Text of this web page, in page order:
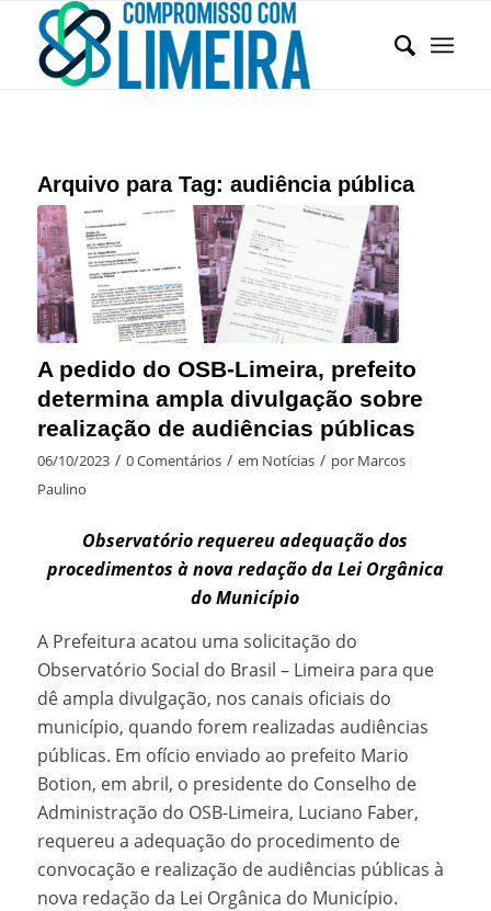
Arquivo para Tag: audiência pública
A pedido do OSB-Limeira, prefeito
determina ampla divulgação sobre
realização de audiências públicas
06/10/2023 / 0 Comentários / em Notícias / por Marcos
Paulino
Observatório requereu adequação dos
procedimentos à nova redação da Lei Orgânica
do Município
A Prefeitura acatou uma solicitação do
Observatório Social do Brasil – Limeira para que
dê ampla divulgação, nos canais oficiais do
município, quando forem realizadas audiências
públicas. Em ofício enviado ao prefeito Mario
Botion, em abril, o presidente do Conselho de
Administração do OSB-Limeira, Luciano Faber,
requereu a adequação do procedimento de
convocação e realização de audiências públicas à
nova redação da Lei Orgânica do Município.